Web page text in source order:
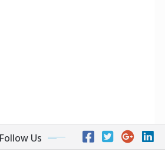
Follow Us